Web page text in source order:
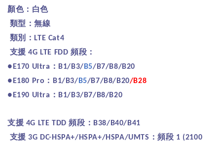
顏色：白色
類型：無線
類別：LTE Cat4
支援 4G LTE FDD頻段：
●E170 Ultra ： B1/B3/ B5/B7/B8/B20
●E180 Pro ： B1/B3/ B5/B7/B8/B20/B28
●E190 Ultra ： B1/B3/B7/B8/B20
支援 4G LTE TDD頻段： B38/B40/B41
支援 3G DC-HSPA+/HSPA+/HSPA/UMTS ：頻段 1 (2100